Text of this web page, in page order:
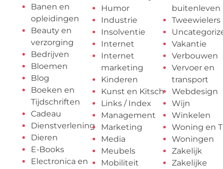
Banen en
opleidingen
Beauty en
verzorging
Bedrijven
Bloemen
Blog
Boeken en
Tijdschriften
Cadeau
Dienstverlening
Dieren
E-Books
Electronica en
Humor
Industrie
Insolventie
Internet
Internet
marketing
Kinderen
Kunst en Kitsch
Links / Index
Management
Marketing
Media
Meubels
Mobiliteit
buitenleven
Tweewielers
Vakantie
Verbouwen
Vervoer en
transport
Webdesign
Wijn
Winkelen
Woning en
Woningen
Zakelijk
Zakelijke